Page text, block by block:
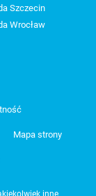
Szczecin
Wrocław
Mapa strony
inne